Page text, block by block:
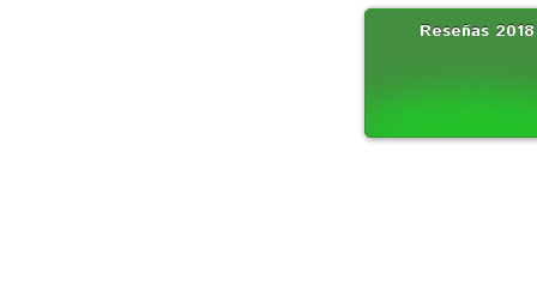
Reseñas 2018